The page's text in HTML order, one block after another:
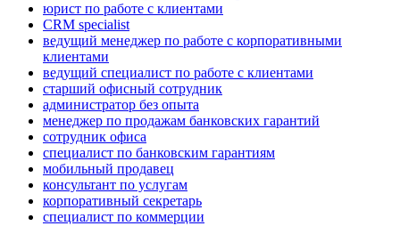
юрист по работе с клиентами
CRM specialist
ведущий менеджер по работе с корпоративными
клиентами
ведущий специалист по работе с клиентами
старший офисный сотрудник
администратор без опыта
менеджер по продажам банковских гарантий
сотрудник офиса
специалист по банковским гарантиям
мобильный продавец
консультант по услугам
корпоративный секретарь
специалист по коммерции